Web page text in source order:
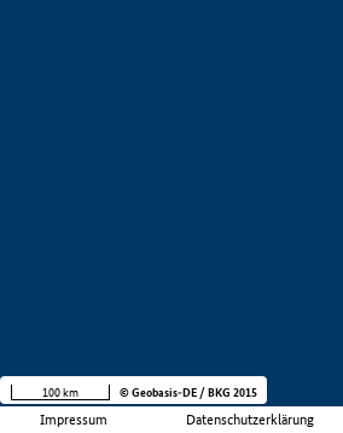
Impressum Datenschutzerklärung
100 km © Geobasis-DE / BKG 2015